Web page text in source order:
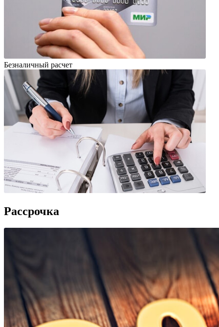
Безналичный расчет
Рассрочка